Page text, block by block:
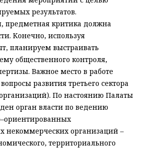
результатов.
предметная критика должна
Конечно, используя
планируем выстраивать
общественного контроля,
Важное место в работе
развития третьего сектора
По настоянию Палаты
орган власти по ведению
некоммерческих организаций –
территориального